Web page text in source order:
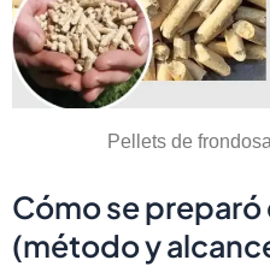
Pellets de
Cómo se
(método y